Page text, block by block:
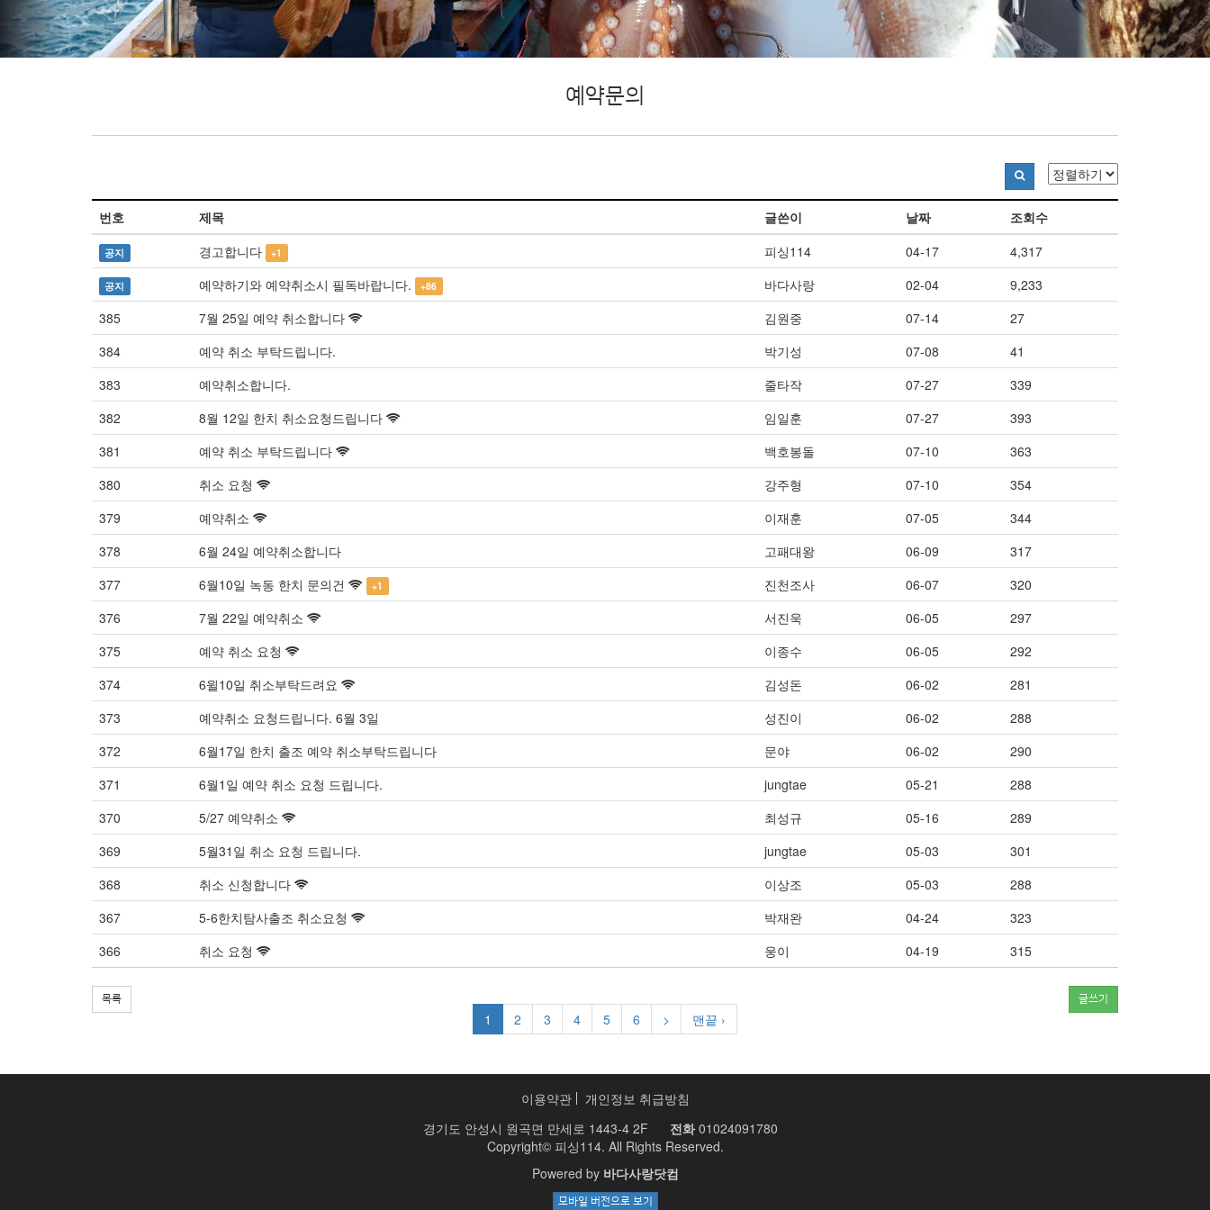
예약문의
번호 제목 글쓴이 날짜 조회수
공지 경고합니다 +1 피싱114 04-17 4,317
공지 예약하기와 예약취소시 필독바랍니다. +86 바다사랑 02-04
9,233
385
7월 25일 예약 취소합니다 김원중 07-14
27
384
예약 취소 부탁드립니다. 박기성 07-08
41
383
예약취소합니다. 줄타작 07-27
339
382
8월 12일 한치 취소요청드립니다 임일훈 07-27
393
381
예약 취소 부탁드립니다 백호봉돌 07-10
363
380
취소 요청 강주형 07-10
354
379
예약취소 이재훈 07-05
344
378
6월 24일 예약취소합니다 고패대왕 06-09
317
377
6월10일 녹동 한치 문의건 +1 진천조사 06-07
320
376
7월 22일 예약취소 서진욱 06-05
297
375
예약 취소 요청 이종수 06-05
292
374
6윌10일 취소부탁드려요 김성돈 06-02
281
373
예약취소 요청드립니다. 6월 3일 성진이 06-02
288
372
6월17일 한치 출조 예약 취소부탁드립니다 문야 06-02
290
371
6월1일 예약 취소 요청 드립니다. jungtae 05-21
288
370
5/27 예약취소 최성규 05-16
289
369
5월31일 취소 요청 드립니다. jungtae 05-03
301
368
취소 신청합니다 이상조 05-03
288
367
5-6한치탐사출조 취소요청 박재완 04-24
323
366
취소 요청 웅이 04-19 315
목록 글쓰기
1 2 3 4 5 6 > 맨끝 ›
이용약관
개인정보 취급방침
경기도 안성시 원곡면 만세로 1443-4 2F
전화01024091780
Copyright© 피싱114. All Rights Reserved.
Powered by 바다사랑닷컴
모바일 버전으로 보기